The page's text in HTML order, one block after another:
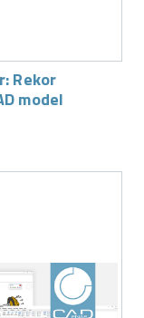
Rekor
model